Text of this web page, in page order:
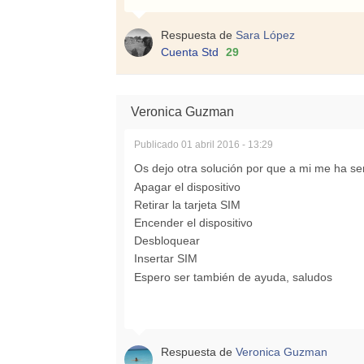
Respuesta de Sara López
Cuenta Std
29
Veronica Guzman
Publicado 01 abril 2016 - 13:29
Os dejo otra solución por que a mi me ha
Apagar el dispositivo
Retirar la tarjeta SIM
Encender el dispositivo
Desbloquear
Insertar SIM
Espero ser también de ayuda, saludos
Respuesta de Veronica Guzman